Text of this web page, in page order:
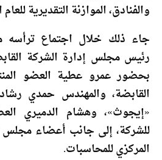
والفنادق، الموازنة التقديرية للعام المالي
جاء ذلك خلال اجتماع ترأسه
رئيس مجلس إدارة الشركة
بحضور عمرو عطية العضو
القابضة، والمهندس حمدي
«إيجوث»، وهشام الدميري
للشركة، إلى جانب أعضاء مجلس
المركزي للمحاسبات.